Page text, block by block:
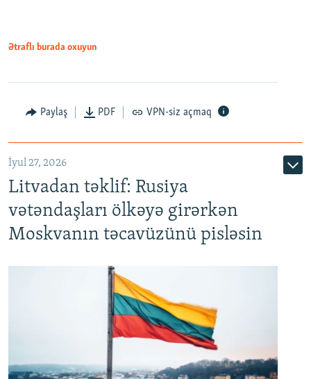
Ətraflı burada oxuyun
Paylaş PDF VPN-siz açmaq
İyul 27, 2026
Litvadan təklif: Rusiya
vətəndaşları ölkəyə girərkən
Moskvanın təcavüzünü pisləsin